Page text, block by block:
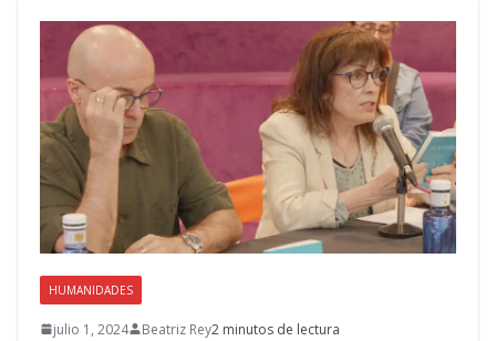
o
o
k
o
n
ar
ti
r
HUMANIDADES
julio 1, 2024 Beatriz Rey2 minutos de lectura